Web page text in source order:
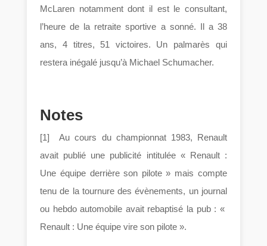
McLaren notamment dont il est le consultant,
l’heure de la retraite sportive a sonné. Il a 38
ans, 4 titres, 51 victoires. Un palmarès qui
restera inégalé jusqu’à Michael Schumacher.
Notes
[1] Au cours du championnat 1983, Renault
avait publié une publicité intitulée « Renault :
Une équipe derrière son pilote » mais compte
tenu de la tournure des évènements, un journal
ou hebdo automobile avait rebaptisé la pub : «
Renault : Une équipe vire son pilote ».